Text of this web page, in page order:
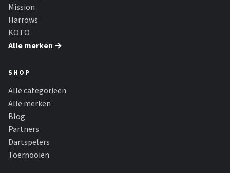
Mission
Harrows
KOTO
Alle merken →
SHOP
Alle categorieën
Alle merken
Blog
Partners
Dartspelers
Toernooien